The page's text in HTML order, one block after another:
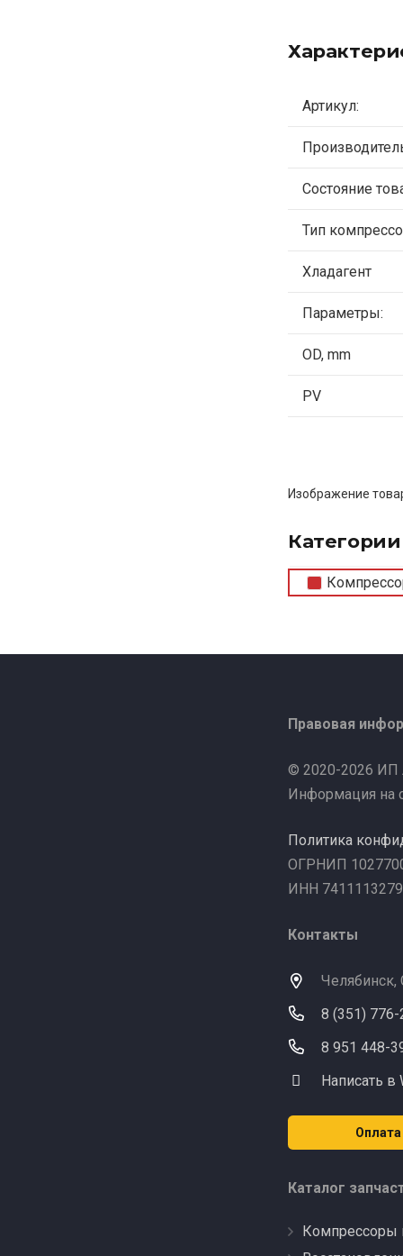
Артикул:
Состояние
Тип
Хладагент
Параметры:
OD, mm
PV
Изображение
Правовая
© 2020-2026 ИП
Информация на
Политика
ОГРНИП
ИНН
Контакты
Челябинск,
8 (351)
8 951 448-
Написать в
Оплата
Каталог
Компрессоры